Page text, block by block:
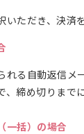
ただき、決済
る自動返信メ
締め切りまで
一括）の場合